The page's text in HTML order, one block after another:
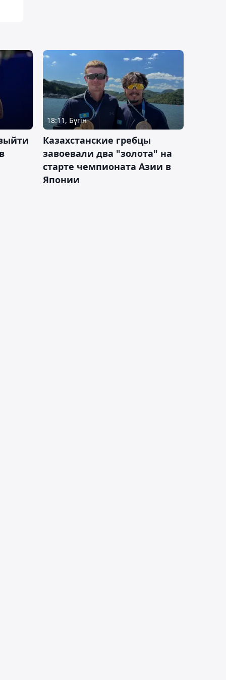
18:11, Бүгін
Казахстанские гребцы
завоевали два "золота" на
старте чемпионата Азии в
Японии